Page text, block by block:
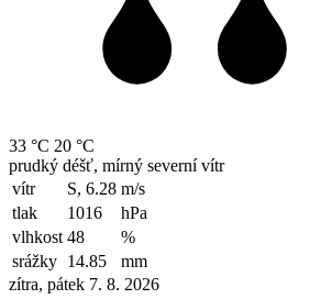
33 °C 20 °C
prudký déšť, mírný severní vítr
vítr
S, 6.28 m/s
tlak
1016
hPa
vlhkost 48
%
srážky 14.85
mm
zítra, pátek 7. 8. 2026